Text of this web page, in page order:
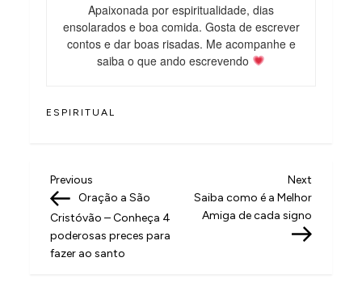
Apaixonada por espiritualidade, dias
ensolarados e boa comida. Gosta de escrever
contos e dar boas risadas. Me acompanhe e
saiba o que ando escrevendo
ESPIRITUAL
N
a
v
e
Previous
Post
Previous
Oração a São
Cristóvão – Conheça 4
poderosas preces para
fazer ao santo
Next
Post
Next
Saiba como é a Melhor
Amiga de cada signo